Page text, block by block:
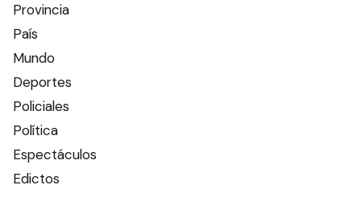
Provincia
País
Mundo
Deportes
Policiales
Política
Espectáculos
Edictos